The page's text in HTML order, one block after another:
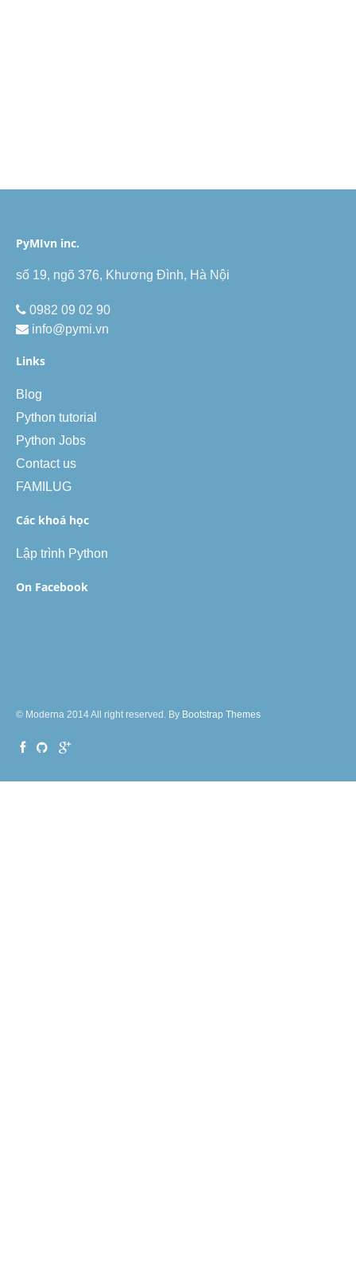
PyMIvn inc.
số 19, ngõ 376, Khương Đình, Hà Nội
0982 09 02 90
info@pymi.vn
Links
Blog
Python tutorial
Python Jobs
Contact us
FAMILUG
Các khoá học
Lập trình Python
On Facebook
© Moderna 2014 All right reserved. By Bootstrap Themes